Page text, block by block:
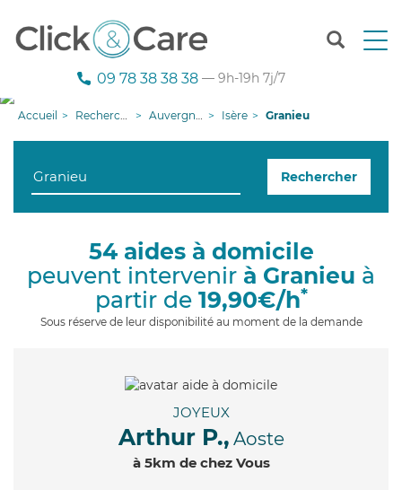
T
n
g
09 78 38 38 38 — 9h-19h 7j/7
Accueil Recherche aide à domicile Auvergne-Rhône-Alpes Isère Granieu
Rechercher
54 aides à domicile
peuvent intervenir à Granieu à
partir de 19,90€/h*
Sous réserve de leur disponibilité au moment de la demande
JOYEUX
Arthur P., Aoste
à 5km de chez Vous